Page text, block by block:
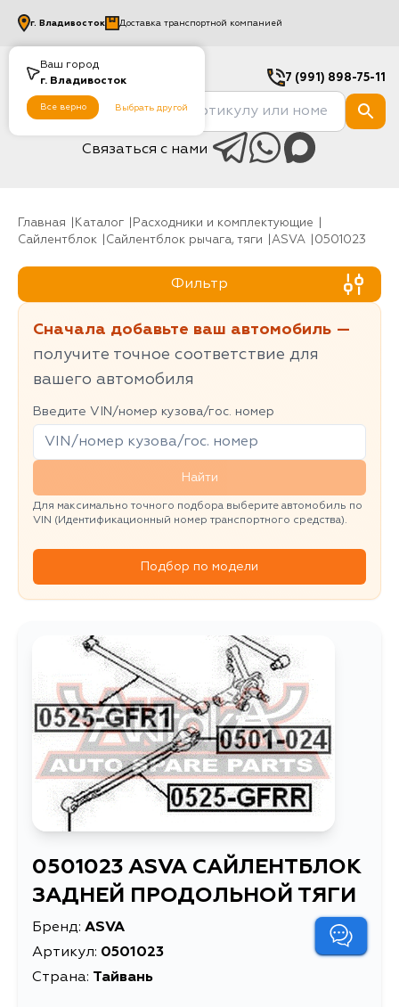
Ваш город
г. Владивосток
Все верно Выбрать другой
г. Владивосток Доставка транспортной компанией
7 (991) 898-75-11
Связаться с нами
Главная Каталог
Расходники и комплектующие
Сайлентблок
Сайлентблок рычага, тяги ASVA 0501023
Фильтр
Сначала добавьте ваш автомобиль —
получите точное соответствие для
вашего автомобиля
Введите VIN/номер кузова/гос. номер
Найти
Для максимально точного подбора выберите автомобиль по
VIN (Идентификационный номер транспортного средства).
Подбор по модели
0501023 ASVA САЙЛЕНТБЛОК
ЗАДНЕЙ ПРОДОЛЬНОЙ ТЯГИ
Бренд: ASVA
Артикул: 0501023
Страна: Тайвань